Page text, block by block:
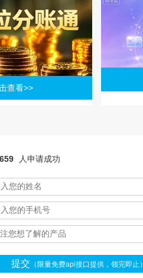
查看>>
人申请成功
提交 （限量免费api接口提供，领完即止）